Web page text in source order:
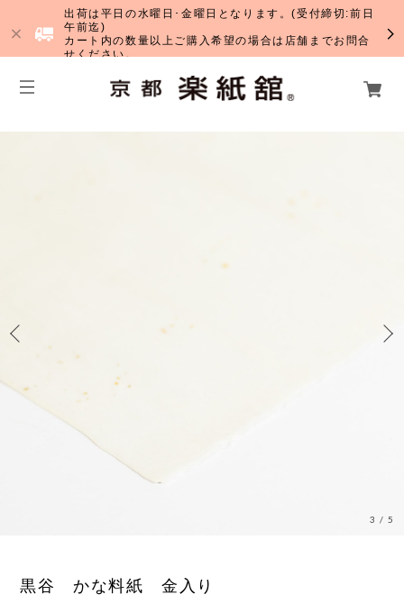
出荷は平日の水曜日･金曜日となります。(受付締切:前日
午前迄)
カート内の数量以上ご購入希望の場合は店舗までお問合
せください。
3 /5
黒谷 かな料紙 金入り